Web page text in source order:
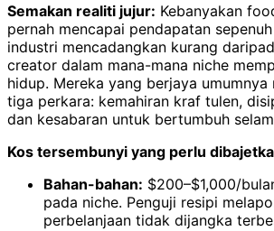
Semakan realiti jujur: Kebanyakan
pernah mencapai pendapatan
industri mencadangkan kurang
creator dalam mana-mana niche
hidup. Mereka yang berjaya umumnya
tiga perkara: kemahiran kraf tulen,
dan kesabaran untuk bertumbuh
Kos tersembunyi yang perlu
Bahan-bahan: $200–$1,000/
pada niche. Penguji resipi
perbelanjaan tidak dijangka